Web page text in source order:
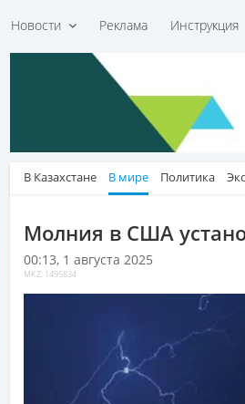
Новости Реклама Инструкция
В Казахстане В мире Политика
Молния в США
00:13, 1 августа 2025
MKZ: 1495834